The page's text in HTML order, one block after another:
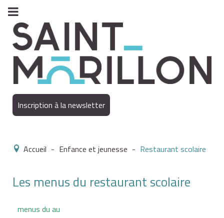
Inscription à la newsletter
Accueil - Enfance et jeunesse - Restaurant scolaire
Les menus du restaurant scolaire
menus du au